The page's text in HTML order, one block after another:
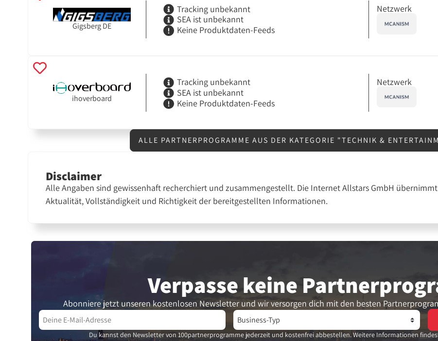
Gigsberg DE
Tracking unbekannt
SEA ist unbekannt
Keine Produktdaten-Feeds
Netzwerk
ihoverboard
Tracking unbekannt
SEA ist unbekannt
Keine Produktdaten-Feeds
Netzwerk
ALLE PARTNERPROGRAMME AUS DER KATEGORIE "TECHNIK &
Disclaimer
Alle Angaben sind gewissenhaft recherchiert und zusammengestellt. Die Internet Allstars GmbH
Aktualität, Vollständigkeit und Richtigkeit der bereitgestellten Informationen.
Verpasse keine
Abonniere jetzt unseren kostenlosen Newsletter und wir versorgen dich mit den besten
Du kannst den Newsletter von 100partnerprogramme jederzeit und kostenfrei abbestellen. Weitere Informationen